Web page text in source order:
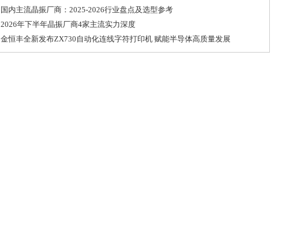
国内主流晶振厂商：2025-2026行业盘点及选型参考
2026年下半年晶振厂商4家主流实力深度
金恒丰全新发布ZX730自动化连线字符打印机 赋能半导体高质量发展